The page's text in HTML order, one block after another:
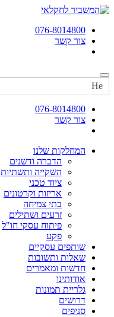
תחילתו
אינטרנט,
לחץ
כדי
לעבור
לאזור
076-8014800
צור קשר
He
076-8014800
צור קשר
המחלקות שלנו
הדברה ודשנים
השקייה ותשתיות
ציוד טכני
אריזות וקרטונים
בתי צמיחה
זרעים ושתילים
פיתוח עסקי חו"ל
פקע
שותפים עסקיים
שאלות ותשובות
חדשות ומאמרים
אודותינו
גלריית תמונות
דרושים
סניפים